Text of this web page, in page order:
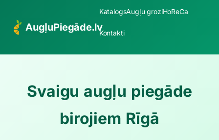
AugļuPiegāde.lv
KatalogsAugļu groziHoReCa
Kontakti
Svaigu augļu piegāde
birojiem Rīgā